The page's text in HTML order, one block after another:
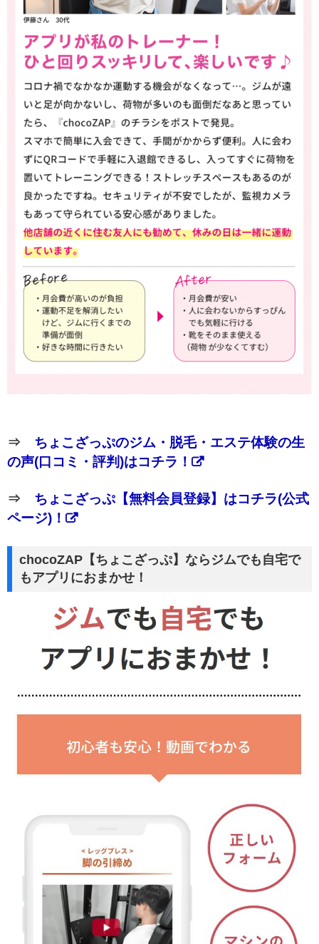
⇒ ちょこざっぷのジム・脱毛・エステ体験の生
の声(口コミ・評判)はコチラ！
⇒ ちょこざっぷ【無料会員登録】はコチラ(公式
ページ)！
chocoZAP【ちょこざっぷ】ならジムでも自宅で
もアプリにおまかせ！